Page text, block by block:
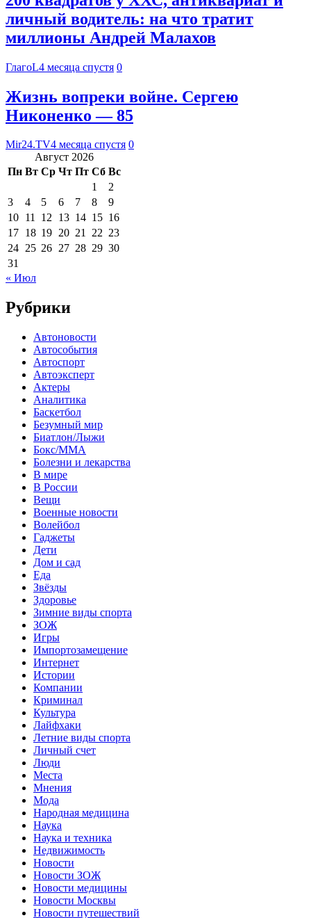
личный водитель: на что тратит
миллионы Андрей Малахов
ГлагоL4 месяца спустя 0
Жизнь вопреки войне. Сергею
Никоненко — 85
Mir24.TV4 месяца спустя 0
Август 2026
Пн Вт Ср Чт Пт Сб Вс
1
2
3
4 5 6 7 8
9
10 11 12 13 14 15 16
17 18 19 20 21 22 23
24 25 26 27 28 29 30
31
« Июл
Рубрики
Автоновости
Автособытия
Автоспорт
Автоэксперт
Актеры
Аналитика
Баскетбол
Безумный мир
Биатлон/Лыжи
Бокс/MMA
Болезни и лекарства
В мире
В России
Вещи
Военные новости
Волейбол
Гаджеты
Дети
Дом и сад
Еда
Звёзды
Здоровье
Зимние виды спорта
ЗОЖ
Игры
Импортозамещение
Интернет
Истории
Компании
Криминал
Культура
Лайфхаки
Летние виды спорта
Личный счет
Люди
Места
Мнения
Мода
Народная медицина
Наука
Наука и техника
Недвижимость
Новости
Новости ЗОЖ
Новости медицины
Новости Москвы
Новости путешествий